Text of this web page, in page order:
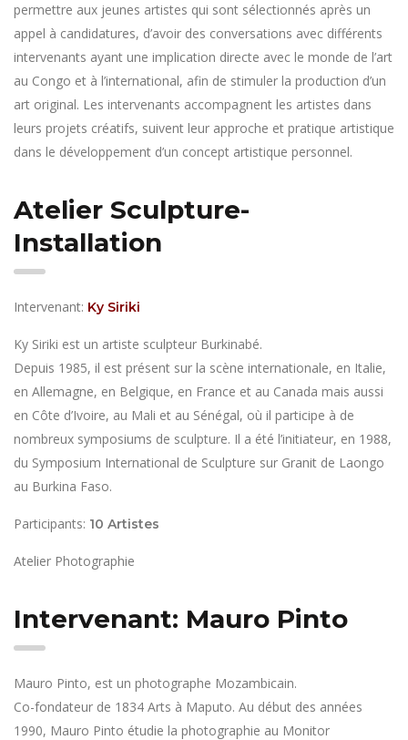
permettre aux jeunes artistes qui sont sélectionnés après un
appel à candidatures, d’avoir des conversations avec différents
intervenants ayant une implication directe avec le monde de l’art
au Congo et à l’international, afin de stimuler la production d’un
art original. Les intervenants accompagnent les artistes dans
leurs projets créatifs, suivent leur approche et pratique artistique
dans le développement d’un concept artistique personnel.
Atelier Sculpture-
Installation
Intervenant: Ky Siriki
Ky Siriki est un artiste sculpteur Burkinabé.
Depuis 1985, il est présent sur la scène internationale, en Italie,
en Allemagne, en Belgique, en France et au Canada mais aussi
en Côte d’Ivoire, au Mali et au Sénégal, où il participe à de
nombreux symposiums de sculpture. Il a été l’initiateur, en 1988,
du Symposium International de Sculpture sur Granit de Laongo
au Burkina Faso.
Participants: 10 Artistes
Atelier Photographie
Intervenant: Mauro Pinto
Mauro Pinto, est un photographe Mozambicain.
Co-fondateur de 1834 Arts à Maputo. Au début des années
1990, Mauro Pinto étudie la photographie au Monitor